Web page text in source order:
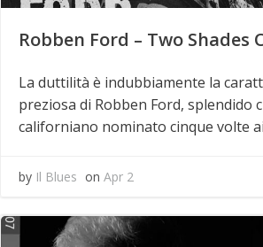
Robben Ford – Two Shades
La duttilità è indubbiamente la
preziosa di Robben Ford, splendido
californiano nominato cinque volte
by Il Blues on Apr 2